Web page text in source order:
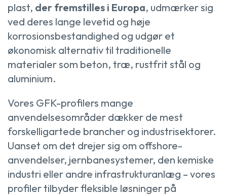
plast, der fremstilles i Europa, udmærker sig
ved deres lange levetid og høje
korrosionsbestandighed og udgør et
økonomisk alternativ til traditionelle
materialer som beton, træ, rustfrit stål og
aluminium.
Vores GFK-profilers mange
anvendelsesområder dækker de mest
forskelligartede brancher og industrisektorer.
Uanset om det drejer sig om offshore-
anvendelser, jernbanesystemer, den kemiske
industri eller andre infrastrukturanlæg – vores
profiler tilbyder fleksible løsninger på